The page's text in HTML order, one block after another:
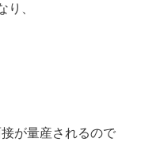
り、
が量産されるので